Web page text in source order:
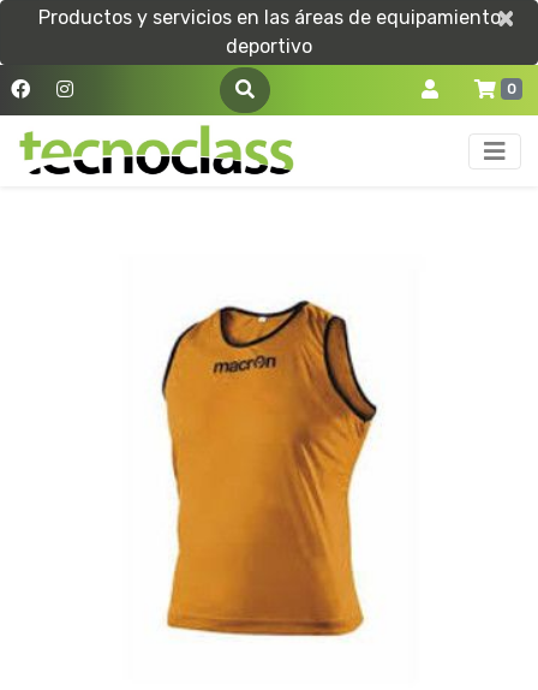
Productos y servicios en las áreas de equipamiento
deportivo
×
×
0